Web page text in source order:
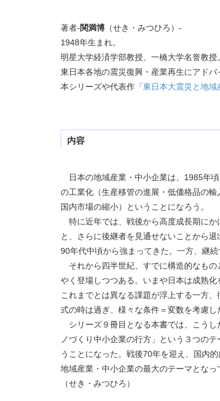
著者-関満博 （せき・みつひろ）-
1948年生まれ。
明星大学経済学部教授、一橋大学名誉教授
東日本各地の震災復興・産業再生にアドバ
本シリーズや代表作 『東日本大震災と地
内容
日本の地域産業・中小企業は、1985年
の工業化（生産移管の進展・低価格品の
国内市場の縮小）ということになろう。
特に近年では、戦後から高度成長期にか
と、さらに後継者を見通せないことから
90年代中頃から強まってきた。一方、継
それから四半世紀、すでに構造的なもの
やく登場しつつある。いまや日本は成熟
これまでとは異なる課題が浮上する一方
式の時は過ぎ、様々な条件＝変数を考慮
シリーズ９冊目となる本書では、こう
ノづくり中小企業の行方」という３つの
うことになった。戦後70年を迎え、国内
地域産業・中小企業の最大のテーマとなっ
（せき・みつひろ）